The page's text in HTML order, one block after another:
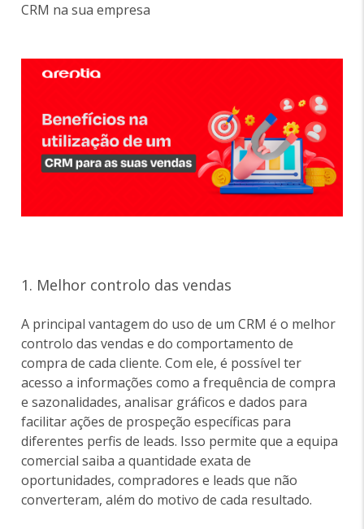
CRM na sua empresa
1. Melhor controlo das vendas
A principal vantagem do uso de um CRM é o melhor
controlo das vendas e do comportamento de
compra de cada cliente. Com ele, é possível ter
acesso a informações como a frequência de compra
e sazonalidades, analisar gráficos e dados para
facilitar ações de prospeção específicas para
diferentes perfis de leads. Isso permite que a equipa
comercial saiba a quantidade exata de
oportunidades, compradores e leads que não
converteram, além do motivo de cada resultado.